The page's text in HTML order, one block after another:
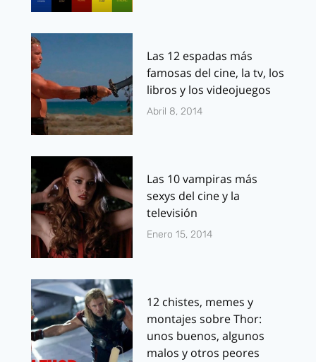
Las 12 espadas más
famosas del cine, la tv, los
libros y los videojuegos
Abril 8, 2014
Las 10 vampiras más
sexys del cine y la
televisión
Enero 15, 2014
12 chistes, memes y
montajes sobre Thor:
unos buenos, algunos
malos y otros peores